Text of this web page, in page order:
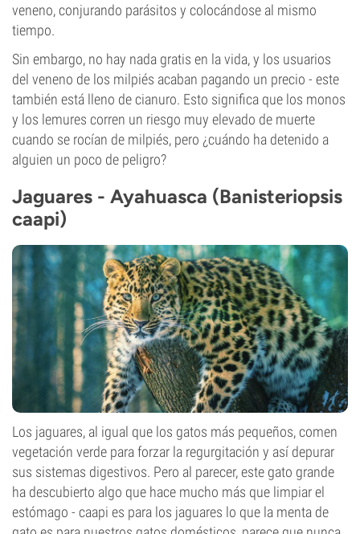
veneno, conjurando parásitos y colocándose al mismo
tiempo.
Sin embargo, no hay nada gratis en la vida, y los usuarios
del veneno de los milpiés acaban pagando un precio - este
también está lleno de cianuro. Esto significa que los monos
y los lemures corren un riesgo muy elevado de muerte
cuando se rocían de milpiés, pero ¿cuándo ha detenido a
alguien un poco de peligro?
Jaguares - Ayahuasca (Banisteriopsis
caapi)
Los jaguares, al igual que los gatos más pequeños, comen
vegetación verde para forzar la regurgitación y así depurar
sus sistemas digestivos. Pero al parecer, este gato grande
ha descubierto algo que hace mucho más que limpiar el
estómago - caapi es para los jaguares lo que la menta de